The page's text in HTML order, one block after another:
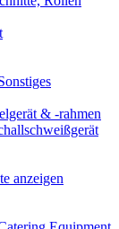
& -rahmen
anzeigen